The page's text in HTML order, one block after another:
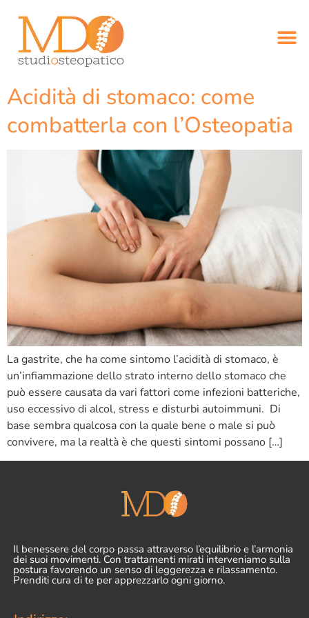
Acidità di stomaco: come
combatterla con l’Osteopatia
La gastrite, che ha come sintomo l’acidità di stomaco, è
un’infiammazione dello strato interno dello stomaco che
può essere causata da vari fattori come infezioni batteriche,
uso eccessivo di alcol, stress e disturbi autoimmuni. Di
base sembra qualcosa con la quale bene o male si può
convivere, ma la realtà è che questi sintomi possano […]
Il benessere del corpo passa attraverso l’equilibrio e l’armonia
dei suoi movimenti. Con trattamenti mirati interveniamo sulla
postura favorendo un senso di leggerezza e rilassamento.
Prenditi cura di te per apprezzarlo ogni giorno.